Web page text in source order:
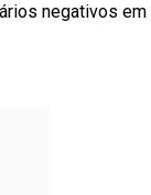
negativos